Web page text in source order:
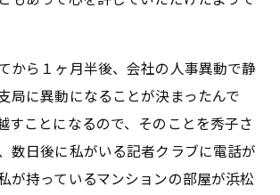
から１ヶ月半後、会社の人事異動で静
局に異動になることが決まったんで
すことになるので、そのことを秀子さ
数日後に私がいる記者クラブに電話が
が持っているマンションの部屋が浜松